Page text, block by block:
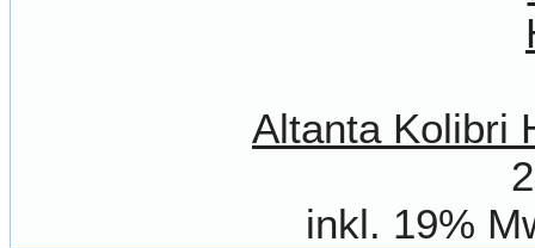
Altanta Kolibri
inkl. 19%